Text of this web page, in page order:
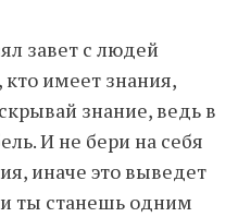
завет с людей
кто имеет знания,
знание, ведь в
И не бери на себя
иначе это выведет
и ты станешь одним